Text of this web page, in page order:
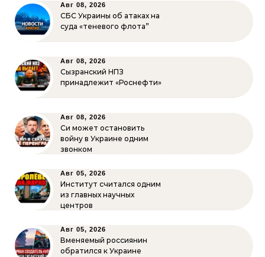
Авг 08, 2026
СБС Украины об атаках на
суда «теневого флота”
Авг 08, 2026
Сызранский НПЗ
принадлежит «Роснефти»
Авг 08, 2026
Си может остановить
войну в Украине одним
звонком
Авг 05, 2026
Институт считался одним
из главных научных
центров
Авг 05, 2026
Вменяемый россиянин
обратился к Украине